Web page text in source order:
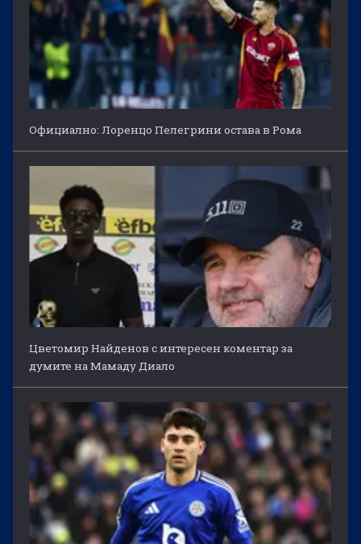
Официално: Лоренцо Пелегрини остава в Рома
Цветомир Найденов с интересен коментар за
думите на Мамаду Диало